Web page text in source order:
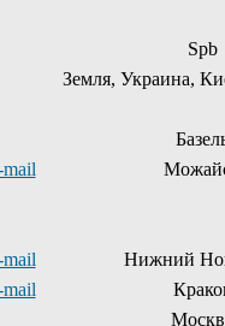
Spb
Земля, Украина,
Нижний